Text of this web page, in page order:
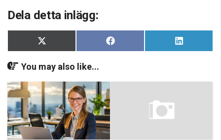
Dela detta inlägg:
Dela
på
X
(Twitter)
Dela
på
Facebook
Dela
på
LinkedIn
You may also like...